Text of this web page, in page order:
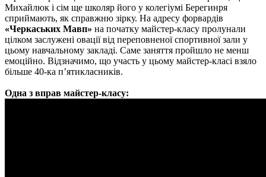
Михайлюк і сім ще школяр його у колегіумі Берегинря
сприймають, як справжню зірку. На адресу форвардів
«Черкаських Мавп» на початку майстер-класу пролунали
цілком заслужені овації від переповненої спортивної зали у
цьому навчальному закладі. Саме заняття пройшло не менш
емоційно. Відзначимо, що участь у цьому майстер-класі взяло
більше 40-ка п’ятикласників.
Одна з вправ майстер-класу: